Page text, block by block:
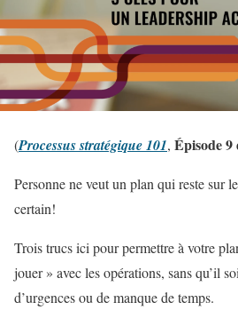
(Processus stratégique 101, Épisode 9
Personne ne veut un plan qui reste sur
certain!
Trois trucs ici pour permettre à votre
jouer » avec les opérations, sans qu’il
d’urgences ou de manque de temps.